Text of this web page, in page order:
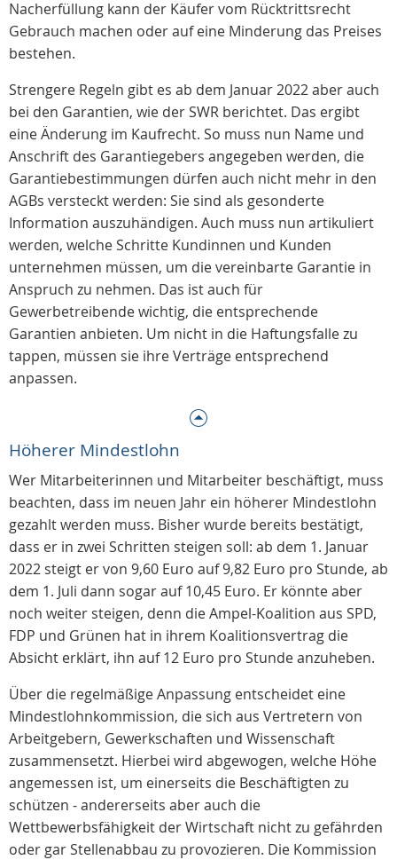
Nacherfüllung kann der Käufer vom Rücktrittsrecht
Gebrauch machen oder auf eine Minderung das Preises
bestehen.
Strengere Regeln gibt es ab dem Januar 2022 aber auch
bei den Garantien, wie der SWR berichtet. Das ergibt
eine Änderung im Kaufrecht. So muss nun Name und
Anschrift des Garantiegebers angegeben werden, die
Garantiebestimmungen dürfen auch nicht mehr in den
AGBs versteckt werden: Sie sind als gesonderte
Information auszuhändigen. Auch muss nun artikuliert
werden, welche Schritte Kundinnen und Kunden
unternehmen müssen, um die vereinbarte Garantie in
Anspruch zu nehmen. Das ist auch für
Gewerbetreibende wichtig, die entsprechende
Garantien anbieten. Um nicht in die Haftungsfalle zu
tappen, müssen sie ihre Verträge entsprechend
anpassen.
Höherer Mindestlohn
Wer Mitarbeiterinnen und Mitarbeiter beschäftigt, muss
beachten, dass im neuen Jahr ein höherer Mindestlohn
gezahlt werden muss. Bisher wurde bereits bestätigt,
dass er in zwei Schritten steigen soll: ab dem 1. Januar
2022 steigt er von 9,60 Euro auf 9,82 Euro pro Stunde, ab
dem 1. Juli dann sogar auf 10,45 Euro. Er könnte aber
noch weiter steigen, denn die Ampel-Koalition aus SPD,
FDP und Grünen hat in ihrem Koalitionsvertrag die
Absicht erklärt, ihn auf 12 Euro pro Stunde anzuheben.
Über die regelmäßige Anpassung entscheidet eine
Mindestlohnkommission, die sich aus Vertretern von
Arbeitgebern, Gewerkschaften und Wissenschaft
zusammensetzt. Hierbei wird abgewogen, welche Höhe
angemessen ist, um einerseits die Beschäftigten zu
schützen - andererseits aber auch die
Wettbewerbsfähigkeit der Wirtschaft nicht zu gefährden
oder gar Stellenabbau zu provozieren. Die Kommission